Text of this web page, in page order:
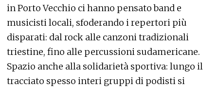
in Porto Vecchio ci hanno pensato band e
musicisti locali, sfoderando i repertori più
disparati: dal rock alle canzoni tradizionali
triestine, fino alle percussioni sudamericane.
Spazio anche alla solidarietà sportiva: lungo il
tracciato spesso interi gruppi di podisti si